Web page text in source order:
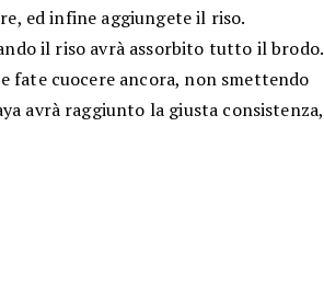
ed infine aggiungete il riso.
il riso avrà assorbito tutto il brodo.
fate cuocere ancora, non smettendo
avrà raggiunto la giusta consistenza,